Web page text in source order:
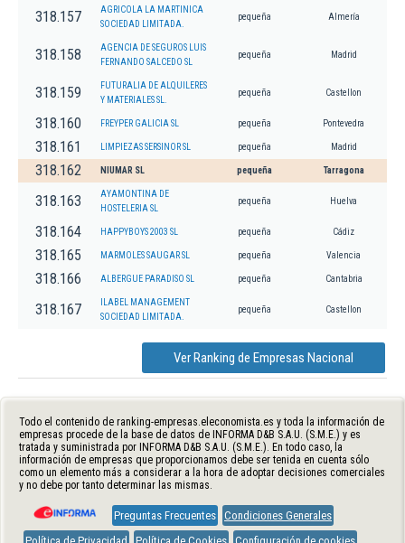
318.157
AGRICOLA LA MARTINICA
SOCIEDAD LIMITADA.
pequeña Almería
318.158
AGENCIA DE SEGUROS LUIS
FERNANDO SALCEDO SL
pequeña Madrid
318.159
FUTURALIA DE ALQUILERES
Y MATERIALES SL.
pequeña Castellon
318.160 FREYPER GALICIA SL pequeña Pontevedra
318.161 LIMPIEZAS SERSINOR SL pequeña Madrid
318.162 NIUMAR SL pequeña Tarragona
318.163
AYAMONTINA DE
HOSTELERIA SL
pequeña Huelva
318.164 HAPPYBOYS 2003 SL pequeña Cádiz
318.165 MARMOLES SAUGAR SL pequeña Valencia
318.166 ALBERGUE PARADISO SL pequeña Cantabria
318.167
ILABEL MANAGEMENT
SOCIEDAD LIMITADA.
pequeña Castellon
Ver Ranking de Empresas Nacional
Todo el contenido de ranking-empresas.eleconomista.es y toda la información de
empresas procede de la base de datos de INFORMA D&B S.A.U. (S.M.E.) y es
tratada y suministrada por INFORMA D&B S.A.U. (S.M.E.). En todo caso, la
información de empresas que proporcionamos debe ser tenida en cuenta sólo
como un elemento más a considerar a la hora de adoptar decisiones comerciales
y no debe por tanto determinar las mismas.
Preguntas Frecuentes Condiciones Generales